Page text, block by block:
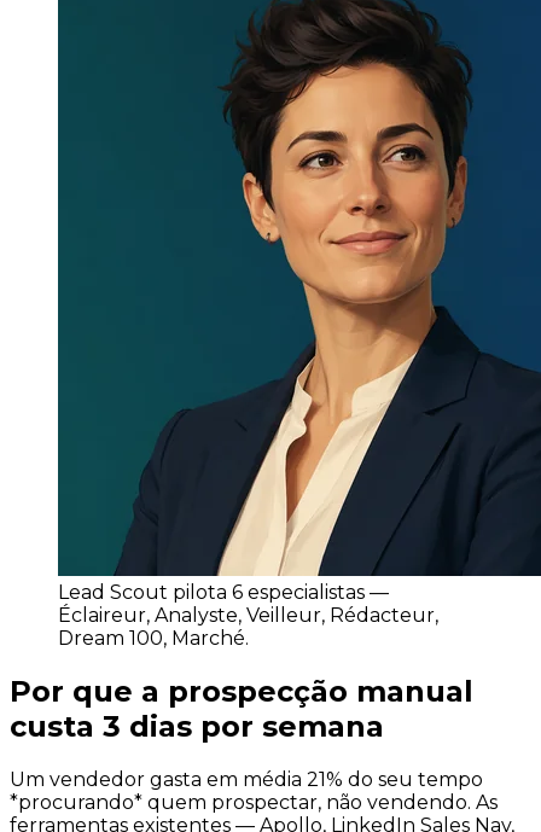
Lead Scout pilota 6 especialistas —
Éclaireur, Analyste, Veilleur, Rédacteur,
Dream 100, Marché.
Por que a prospecção manual
custa 3 dias por semana
Um vendedor gasta em média 21% do seu tempo
*procurando* quem prospectar, não vendendo. As
ferramentas existentes — Apollo, LinkedIn Sales Nav,